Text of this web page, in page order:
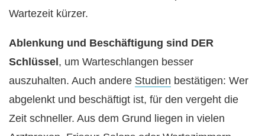
Wartezeit kürzer.
Ablenkung und Beschäftigung sind DER
Schlüssel, um Warteschlangen besser
auszuhalten. Auch andere Studien bestätigen: Wer
abgelenkt und beschäftigt ist, für den vergeht die
Zeit schneller. Aus dem Grund liegen in vielen